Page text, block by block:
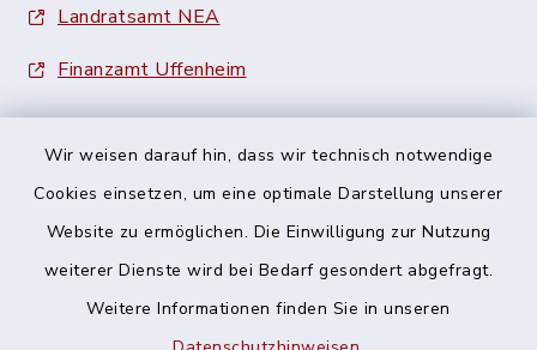
Wir weisen darauf hin, dass wir technisch notwendige
Cookies einsetzen, um eine optimale Darstellung unserer
Website zu ermöglichen. Die Einwilligung zur Nutzung
weiterer Dienste wird bei Bedarf gesondert abgefragt.
Weitere Informationen finden Sie in unseren
Landratsamt NEA
Finanzamt Uffenheim
Kontakt
Barrierefreiheit